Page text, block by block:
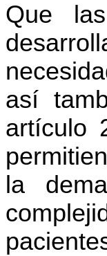
Que
así
artículo
la